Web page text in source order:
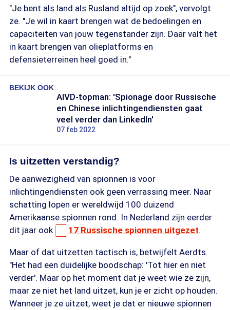
"Je bent als land als Rusland altijd op zoek", vervolgt
ze. "Je wil in kaart brengen wat de bedoelingen en
capaciteiten van jouw tegenstander zijn. Daar valt het
in kaart brengen van olieplatforms en
defensieterreinen heel goed in."
BEKIJK OOK
AIVD-topman: 'Spionage door Russische
en Chinese inlichtingendiensten gaat
veel verder dan LinkedIn'
07 feb 2022
Is uitzetten verstandig?
De aanwezigheid van spionnen is voor
inlichtingendiensten ook geen verrassing meer. Naar
schatting lopen er wereldwijd 100 duizend
Amerikaanse spionnen rond. In Nederland zijn eerder
dit jaar ook
17 Russische spionnen uitgezet.
Maar of dat uitzetten tactisch is, betwijfelt Aerdts.
"Het had een duidelijke boodschap: 'Tot hier en niet
verder'. Maar op het moment dat je weet wie ze zijn,
maar ze niet het land uitzet, kun je er zicht op houden.
Wanneer je ze uitzet, weet je dat er nieuwe spionnen